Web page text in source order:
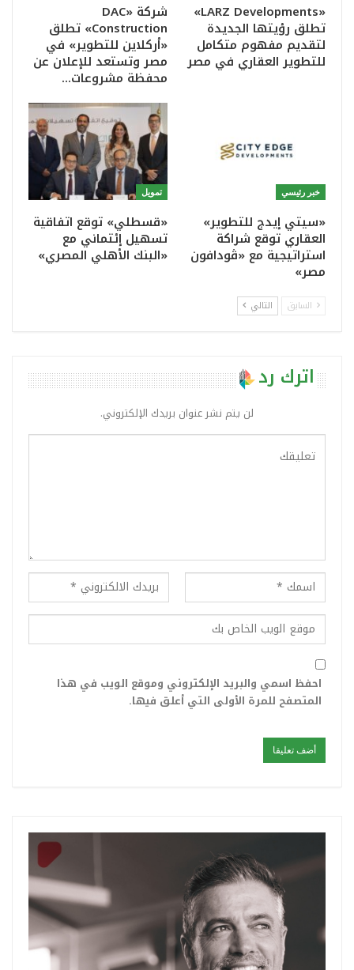
«LARZ Developments»
تطلق رؤيتها الجديدة
لتقديم مفهوم متكامل
للتطوير العقاري في مصر
شركة «DAC
Construction» تطلق
«أركلاين للتطوير» في
مصر وتستعد للإعلان عن
محفظة مشروعات…
خبر رئيسي
«سيتي إيدج للتطوير»
العقاري توقع شراكة
استراتيجية مع «ڤودافون
مصر»
تمويل
«قسطلي» توقع اتفاقية
تسهيل إئتماني مع
«البنك الأهلي المصري»
السابق التالي
اترك رد
لن يتم نشر عنوان بريدك الإلكتروني.
احفظ اسمي والبريد الإلكتروني وموقع الويب في هذا
المتصفح للمرة الأولى التي أعلق فيها.